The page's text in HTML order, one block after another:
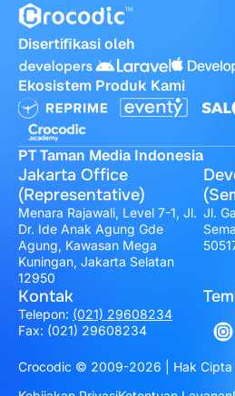
Disertifikasi oleh
Ekosistem Produk Kami
PT Taman Media Indonesia
Jakarta Office
(Representative)
Menara Rajawali, Level 7-1, Jl.
Dr. Ide Anak Agung Gde
Agung, Kawasan Mega
Kuningan, Jakarta Selatan
12950
Jl.
Kontak
Telepon: (021) 29608234
Fax: (021) 29608234
Crocodic © 2009-2026 | Hak Cipta